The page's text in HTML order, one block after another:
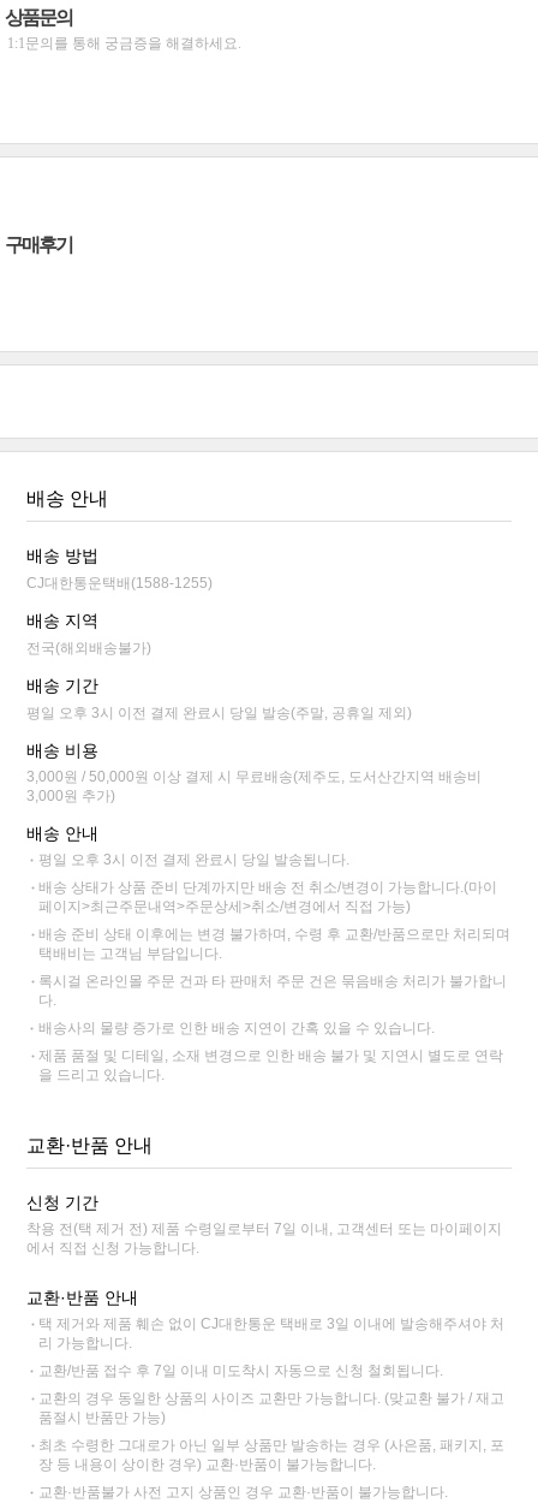
상품문의
1:1문의를 통해 궁금증을 해결하세요.
구매후기
배송 안내
배송 방법
CJ대한통운택배(1588-1255)
배송 지역
전국(해외배송불가)
배송 기간
평일 오후 3시 이전 결제 완료시 당일 발송(주말, 공휴일 제외)
배송 비용
3,000원 / 50,000원 이상 결제 시 무료배송(제주도, 도서산간지역 배송비
3,000원 추가)
배송 안내
평일 오후 3시 이전 결제 완료시 당일 발송됩니다.
배송 상태가 상품 준비 단계까지만 배송 전 취소/변경이 가능합니다.(마이
페이지>최근주문내역>주문상세>취소/변경에서 직접 가능)
배송 준비 상태 이후에는 변경 불가하며, 수령 후 교환/반품으로만 처리되며
택배비는 고객님 부담입니다.
록시걸 온라인몰 주문 건과 타 판매처 주문 건은 묶음배송 처리가 불가합니
다.
배송사의 물량 증가로 인한 배송 지연이 간혹 있을 수 있습니다.
제품 품절 및 디테일, 소재 변경으로 인한 배송 불가 및 지연시 별도로 연락
을 드리고 있습니다.
교환·반품 안내
신청 기간
착용 전(택 제거 전) 제품 수령일로부터 7일 이내, 고객센터 또는 마이페이지
에서 직접 신청 가능합니다.
교환·반품 안내
택 제거와 제품 훼손 없이 CJ대한통운 택배로 3일 이내에 발송해주셔야 처
리 가능합니다.
교환/반품 접수 후 7일 이내 미도착시 자동으로 신청 철회됩니다.
교환의 경우 동일한 상품의 사이즈 교환만 가능합니다. (맞교환 불가 / 재고
품절시 반품만 가능)
최초 수령한 그대로가 아닌 일부 상품만 발송하는 경우 (사은품, 패키지, 포
장 등 내용이 상이한 경우) 교환·반품이 불가능합니다.
교환·반품불가 사전 고지 상품인 경우 교환·반품이 불가능합니다.